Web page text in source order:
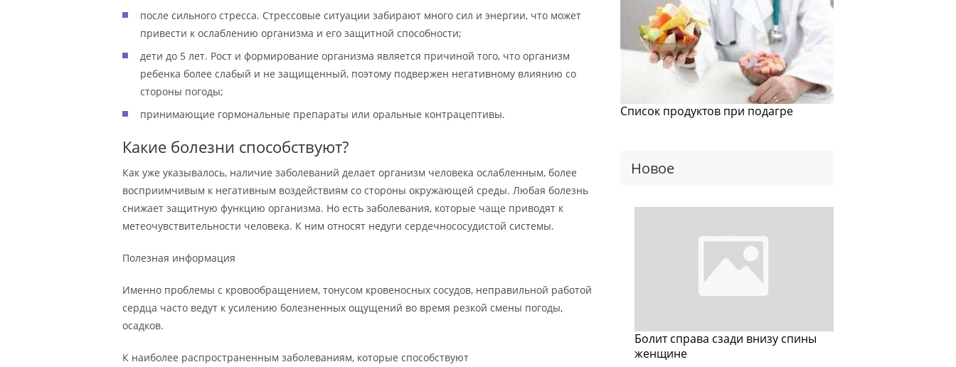
после сильного стресса. Стрессовые ситуации забирают много сил и энергии, что может
привести к ослаблению организма и его защитной способности;
дети до 5 лет. Рост и формирование организма является причиной того, что организм
ребенка более слабый и не защищенный, поэтому подвержен негативному влиянию со
стороны погоды;
принимающие гормональные препараты или оральные контрацептивы.
Какие болезни способствуют?
Как уже указывалось, наличие заболеваний делает организм человека ослабленным, более
восприимчивым к негативным воздействиям со стороны окружающей среды. Любая болезнь
снижает защитную функцию организма. Но есть заболевания, которые чаще приводят к
метеочувствительности человека. К ним относят недуги сердечнососудистой системы.
Полезная информация
Именно проблемы с кровообращением, тонусом кровеносных сосудов, неправильной работой
сердца часто ведут к усилению болезненных ощущений во время резкой смены погоды,
осадков.
К наиболее распространенным заболеваниям, которые способствуют
Список продуктов при подагре
Новое
Болит справа сзади внизу спины
женщине